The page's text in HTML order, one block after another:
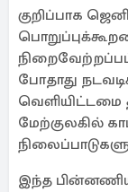
குறிப்பாக
போதாது
வெளியிட்டமை
மேற்குலகில்
இந்த